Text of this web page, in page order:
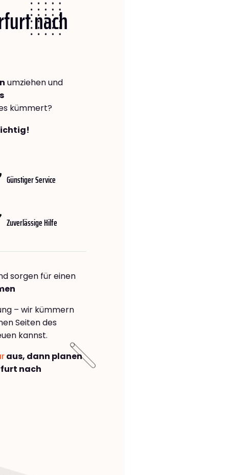
nach
umziehen und
kümmert?
Günstiger Service
Zuverlässige Hilfe
sorgen für einen
– wir kümmern
Seiten des
kannst.
aus, dann planen
nach